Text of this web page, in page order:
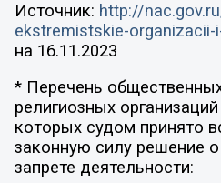
Источник: http://
ekstremistskie-organizacii-
на 16.11.2023
* Перечень
религиозных
которых судом принято
законную силу решение
запрете деятельности: